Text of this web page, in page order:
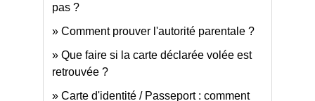
pas ?
Comment prouver l'autorité parentale ?
Que faire si la carte déclarée volée est
retrouvée ?
Carte d'identité / Passeport : comment